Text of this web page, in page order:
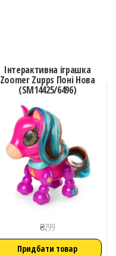
Інтерактивна іграшка
Zoomer Zupps Поні Нова
(SM14425/6496)
₴299
Придбати товар